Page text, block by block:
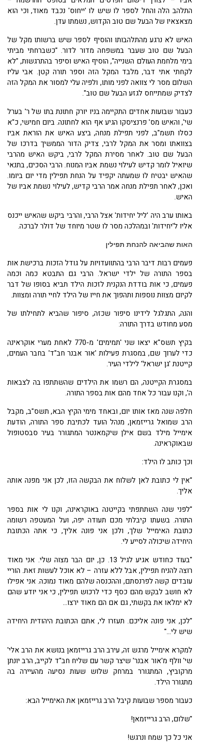
התלהב הלה והחל לספר לו שיש לו 'ייחוס' נכבד מאוד, וכי הוא
מצאצאיו של הבעל שם טוב הקדוש, נשמתו עדן.
האיש לא נרגע מהתלהבותו והוסיף לספר שיש ברשותו מקל של
הבעל שם טוב שעבר במשפחה מדור לדור. "כשברחתי מביתי
בימי מלחמת העולם השנייה", הוסיף האיש וסיפר בהתרגשות, "לא
לקחתי אתי דבר, מלבד המקל הזה וספר תורה קטן. אבי עליו
השלום מסר לי צוואה לפני מותו, ולפיה עלי למסור את המקל הזה
לצדיק שמתייחס לגזע הבעל שם טוב".
כעבור שבועות אחדים התקיימה בניו יורק חתונת בתו של ר' בערל
שי', והאיש מס' פרנציסקו הגיע אף הוא לחתונה. ביום חמישי, כ"א
כסלו תשמ"ב, לפני תפילת מנחה, ביצע האיש את הוראת אביו
בצוואתו ומסר את המקל לרבי, צדיק הדור הממשיך בדרכו של
הבעל שם טוב. לאחר מסירת המקל לרבי, ביקש האיש מהרבי
שיואיל לומר קדיש לעילוי נשמת אביו המנוח. הרבי הסכים, בתנאי
שהאיש יבטיח לו שמעתה יקפיד על הנחת תפילין מדי יום ביומו.
ואכן, לאחר תפילת מנחה אמר הרבי קדיש, לעילוי נשמת אביו של
האיש.
באותו ערב היה 'ליל יחידות' אצל הרבי, והרבי ביקש שהאיש ייכנס
אליו ל'יחידות' ובמהלכה מסר לו שטר מיוחד של דולר לברכה.
האות שהביאה להנחת תפילין
פעמים רבות דיבר הרבי בהתוועדויות על גודל הזכות ברכישת אות
בספר התורה של ילדי ישראל. הרבי גם התבטא כמה וכמה
פעמים, כי אות בודדת הנקנית לזכות הילד תביא בסופו של דבר
לקיום מצוות נוספות ותהפוך את חייו של הילד לחיי תורה ומצוות.
והנה, התגלגל לידינו סיפור שכזה, סיפור שהביא לתחילתו של
מסע מחודש בדרך התורה:
בקיץ תשס"א יצאו שני 'תמימים' מ-770 לאחת מערי אוקראינה
כדי לערוך שם, במסגרת פעילות 'אור אבנר חב"ד' בחבר העמים,
קייטנת 'גן ישראל' לילדי העיר.
במסגרת הקייטנה, הם רשמו את הילדים שהשתתפו בה לצבאות
ה', וקנו עבור כל אחד מהם אות בספר התורה.
חלפה שנה מאז אותו יום, ובאחד מימי הקיץ הבא, תשס"ב, מקבל
הרב שמואל גרייזמאן, מנהל הועד לכתיבת ספר התורה, הודעת
אימייל מילד בשם אילן שיקמאנטר המתגורר בעיר סבסטופול
שבאוקראינה.
וכך כותב לו הילד:
"אין לי כתובת לאן לשלוח את הבקשה הזו, לכן אני מפנה אותה
אליך.
"לפני שנה השתתפתי בקייטנה באוקראינה, וקנו לי אות בספר
התורה. בשעתו קיבלתי מכם תעודה יפה, ועל המעטפה רשומה
כתובת האימייל שלך, ולכן אני פונה אליך, כי אתה הכתובת
היחידה שיכולה לסייע לי.
"בעוד כחודש אגיע לגיל 13. כן, יום הבר מצוה שלי. אני מאוד
רוצה להניח תפילין, אבל ללא עזרה – לא אוכל לעשות זאת. הוריי
עובדים קשה לפרנסתם, וההכנסה שלהם מאוד נמוכה. אני אפילו
לא חושב לבקש מהם כסף כדי לרכוש תפילין, כי אני יודע שהם
לא ימלאו את בקשתי, גם אם הם מאוד ירצו...
"לכן, אני פונה אליכם. תעזרו לי, אתם הכתובת היהודית היחידה
שיש לי..."
למקרא אימייל מרגש זה, עירב הרב גרייזמאן בנושא את הרב אלי'
שי' וולף מ'אור אבנר' שיצר קשר עם שליח חב"ד לקייב, הרב יונתן
מרקוביץ, המתגורר במרחק שלוש שעות נסיעה מהעיירה בה
מתגורר הילד.
כעבור מספר שבועות קיבל הרב גרייזמאן את האימייל הבא:
"שלום, הרב גרייזמאן!
אני כל כך שמח ונרגש!